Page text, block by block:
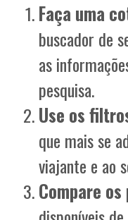
Faça uma
buscador de
as
pesquisa.
Use os
que mais se
viajante e ao
Compare os